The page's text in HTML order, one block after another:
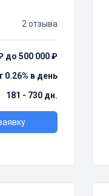
2 отзыва
до 500 000 ₽
0.26% в день
181 - 730 дн.